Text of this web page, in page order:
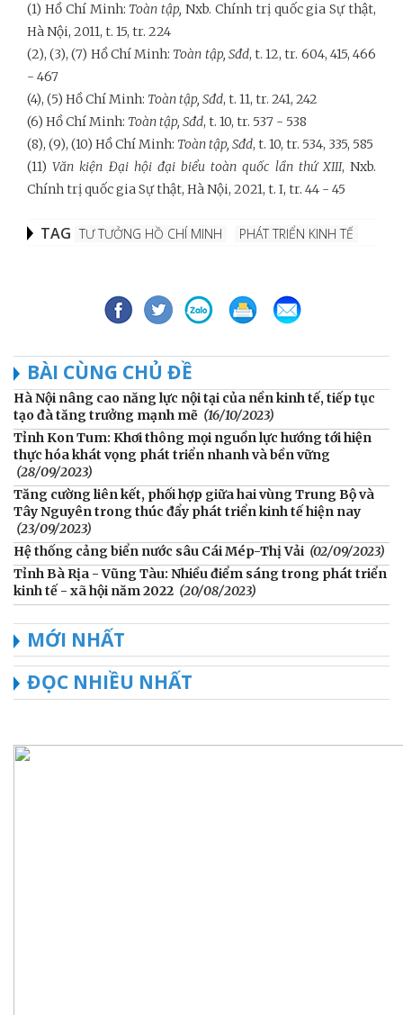
(1) Hồ Chí Minh: Toàn tập, Nxb. Chính trị quốc gia Sự thật,
Hà Nội, 2011, t. 15, tr. 224
(2), (3), (7) Hồ Chí Minh: Toàn tập, Sđd, t. 12, tr. 604, 415, 466
- 467
(4), (5) Hồ Chí Minh: Toàn tập, Sđd, t. 11, tr. 241, 242
(6) Hồ Chí Minh: Toàn tập, Sđd, t. 10, tr. 537 - 538
(8), (9), (10) Hồ Chí Minh: Toàn tập, Sđd, t. 10, tr. 534, 335, 585
(11)Văn kiện Đại hội đại biểu toàn quốc lần thứ XIII, Nxb.
Chính trị quốc gia Sự thật, Hà Nội, 2021, t. I, tr. 44 - 45
TAG TƯ TƯỞNG HỒ CHÍ MINH PHÁT TRIỂN KINH TẾ
BÀI CÙNG CHỦ ĐỀ
Hà Nội nâng cao năng lực nội tại của nền kinh tế, tiếp tục
tạo đà tăng trưởng mạnh mẽ (16/10/2023)
Tỉnh Kon Tum: Khơi thông mọi nguồn lực hướng tới hiện
thực hóa khát vọng phát triển nhanh và bền vững
(28/09/2023)
Tăng cường liên kết, phối hợp giữa hai vùng Trung Bộ và
Tây Nguyên trong thúc đẩy phát triển kinh tế hiện nay
(23/09/2023)
Hệ thống cảng biển nước sâu Cái Mép-Thị Vải (02/09/2023)
Tỉnh Bà Rịa - Vũng Tàu: Nhiều điểm sáng trong phát triển
kinh tế - xã hội năm 2022 (20/08/2023)
MỚI NHẤT
ĐỌC NHIỀU NHẤT